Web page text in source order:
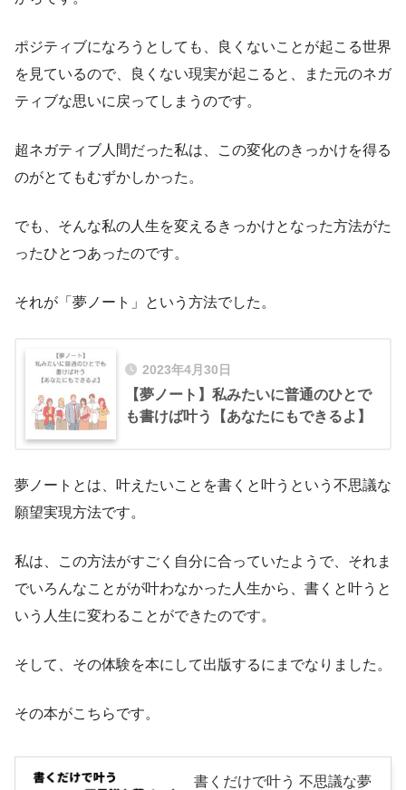
ポジティブになろうとしても、良くないことが起こる世界
を見ているので、良くない現実が起こると、また元のネガ
ティブな思いに戻ってしまうのです。
超ネガティブ人間だった私は、この変化のきっかけを得る
のがとてもむずかしかった。
でも、そんな私の人生を変えるきっかけとなった方法がた
ったひとつあったのです。
それが「夢ノート」という方法でした。
2023年4月30日
【夢ノート】私みたいに普通のひとで
も書けば叶う【あなたにもできるよ】
夢ノートとは、叶えたいことを書くと叶うという不思議な
願望実現方法です。
私は、この方法がすごく自分に合っていたようで、それま
でいろんなことがが叶わなかった人生から、書くと叶うと
いう人生に変わることができたのです。
そして、その体験を本にして出版するにまでなりました。
その本がこちらです。
書くだけで叶う 不思議な夢